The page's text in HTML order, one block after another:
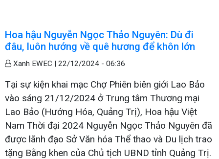
Hoa hậu Nguyễn Ngọc Thảo Nguyên: Dù đi
đâu, luôn hướng về quê hương để khôn lớn
Xanh EWEC | 22/12/2024 - 06:36
Tại sự kiện khai mạc Chợ Phiên biên giới Lao Bảo
vào sáng 21/12/2024 ở Trung tâm Thương mại
Lao Bảo (Hướng Hóa, Quảng Trị), Hoa hậu Việt
Nam Thời đại 2024 Nguyễn Ngọc Thảo Nguyên đã
được lãnh đạo Sở Văn hóa Thể thao và Du lịch trao
tặng Bằng khen của Chủ tịch UBND tỉnh Quảng Trị.